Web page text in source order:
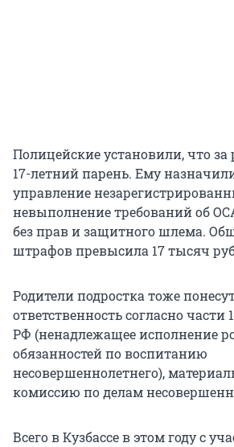
Полицейские установили, что за
17-летний парень. Ему
управление
невыполнение требований об
без прав и защитного шлема.
штрафов превысила 17 тысяч
Родители подростка тоже
ответственность согласно части
РФ (ненадлежащее исполнение
обязанностей по воспитанию
несовершеннолетнего),
комиссию по делам
Всего в Кузбассе в этом году с